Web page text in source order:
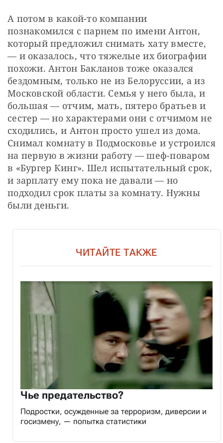
А потом в какой-то компании
познакомился с парнем по имени Антон,
который предложил снимать хату вместе,
— и оказалось, что тяжелые их биографии
похожи. Антон Бакланов тоже оказался
бездомным, только не из Белоруссии, а из
Московской области. Семья у него была, и
большая — отчим, мать, пятеро братьев и
сестер — но характерами они с отчимом не
сходились, и Антон просто ушел из дома.
Снимал комнату в Подмосковье и устроился
на первую в жизни работу — шеф-поваром
в «Бургер Кинг». Шел испытательный срок,
и зарплату ему пока не давали — но
подходил срок платы за комнату. Нужны
были деньги.
ЧИТАЙТЕ ТАКЖЕ
Чье предательство?
Подростки, осужденные за терроризм, диверсии и
госизмену, — попытка статистики